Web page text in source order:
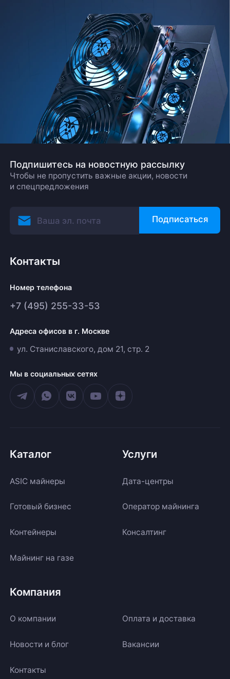
Подпишитесь на новостную рассылку
Чтобы не пропустить важные акции, новости
и спецпредложения
Подписаться
Контакты
Номер телефона
+7 (495) 255-33-53
Адреса офисов в г. Москве
ул. Станиславского, дом 21, стр. 2
Мы в социальных сетях
Каталог
ASIC майнеры
Готовый бизнес
Контейнеры
Майнинг на газе
Услуги
Дата-центры
Оператор майнинга
Консалтинг
Компания
О компании Оплата и доставка
Новости и блог Вакансии
Контакты